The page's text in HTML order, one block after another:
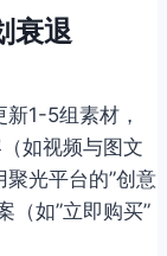
衰退
1-5组素材，
如视频与图文
光平台的”创意
（如”立即购买”